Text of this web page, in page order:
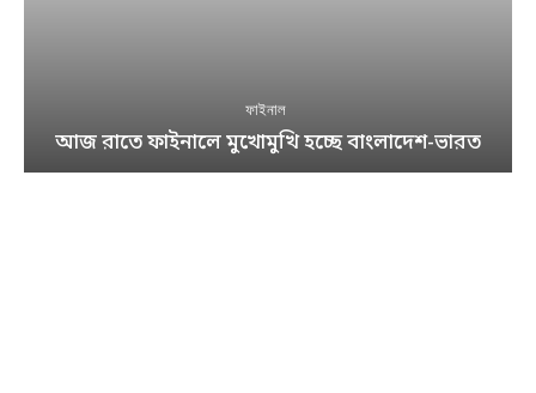
ফাইনাল
আজ রাতে ফাইনালে মুখোমুখি হচ্ছে বাংলাদেশ-ভারত